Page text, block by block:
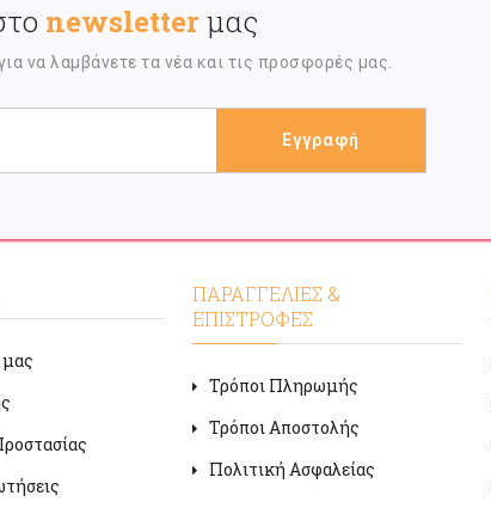
newsletterμας
να λαμβάνετε τα νέα και τις προσφορές μας.
μας
ΠΑΡΑΓΓΕΛΙΕΣ &
ΕΠΙΣΤΡΟΦΕΣ
Τρόποι Πληρωμής
Τρόποι Αποστολής
Πολιτική Ασφαλείας